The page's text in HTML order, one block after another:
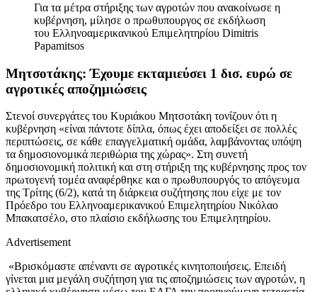
Για τα μέτρα στήριξης των αγροτών που ανακοίνωσε η
κυβέρνηση, μίλησε ο πρωθυπουργος σε εκδήλωση
του Ελληνοαμερικανικού Επιμελητηρίου Dimitris
Papamitsos
Μητσοτάκης: Έχουμε εκταμιεύσει 1 δισ. ευρώ σε
αγροτικές αποζημιώσεις
Στενοί συνεργάτες του Κυριάκου Μητσοτάκη τονίζουν ότι η
κυβέρνηση «είναι πάντοτε δίπλα, όπως έχει αποδείξει σε πολλές
περιπτώσεις, σε κάθε επαγγελματική ομάδα, λαμβάνοντας υπόψη
τα δημοσιονομικά περιθώρια της χώρας». Στη συνετή
δημοσιονομική πολιτική και στη στήριξη της κυβέρνησης προς τον
πρωτογενή τομέα αναφέρθηκε και ο πρωθυπουργός το απόγευμα
της Τρίτης (6/2), κατά τη διάρκεια συζήτησης που είχε με τον
Πρόεδρο του Ελληνοαμερικανικού Επιμελητηρίου Νικόλαο
Μπακατσέλο, στο πλαίσιο εκδήλωσης του Επιμελητηρίου.
Advertisement
«Βρισκόμαστε απέναντι σε αγροτικές κινητοποιήσεις. Επειδή
γίνεται μια μεγάλη συζήτηση για τις αποζημιώσεις των αγροτών, η